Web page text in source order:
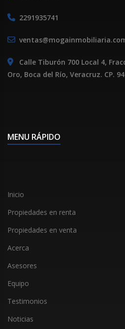
2291935741
Calle Tiburón 700 Local 4,
Oro, Boca del Río, Veracruz. CP.
MENU RÁPIDO
Inicio
Propiedades en renta
Propiedades en venta
Acerca
Asesores
Equipo
Testimonios
Noticias